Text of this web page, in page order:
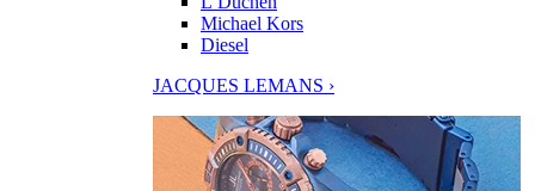
Michael Kors
Diesel
JACQUES LEMANS ›